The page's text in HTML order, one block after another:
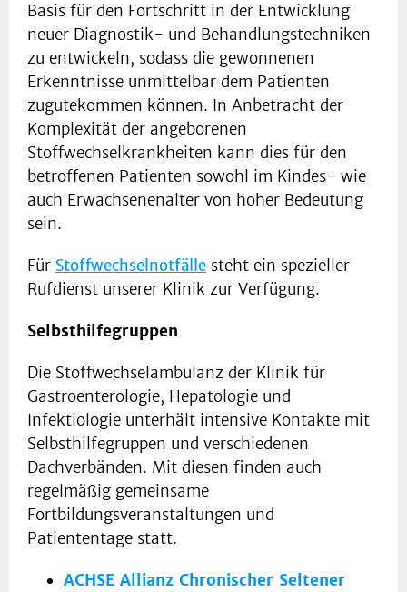
Basis für den Fortschritt in der Entwicklung
neuer Diagnostik- und Behandlungstechniken
zu entwickeln, sodass die gewonnenen
Erkenntnisse unmittelbar dem Patienten
zugutekommen können. In Anbetracht der
Komplexität der angeborenen
Stoffwechselkrankheiten kann dies für den
betroffenen Patienten sowohl im Kindes- wie
auch Erwachsenenalter von hoher Bedeutung
sein.
Für Stoffwechselnotfälle steht ein spezieller
Rufdienst unserer Klinik zur Verfügung.
Selbsthilfegruppen
Die Stoffwechselambulanz der Klinik für
Gastroenterologie, Hepatologie und
Infektiologie unterhält intensive Kontakte mit
Selbsthilfegruppen und verschiedenen
Dachverbänden. Mit diesen finden auch
regelmäßig gemeinsame
Fortbildungsveranstaltungen und
Patiententage statt.
ACHSE Allianz Chronischer Seltener